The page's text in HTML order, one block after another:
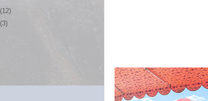
(12)
(3)